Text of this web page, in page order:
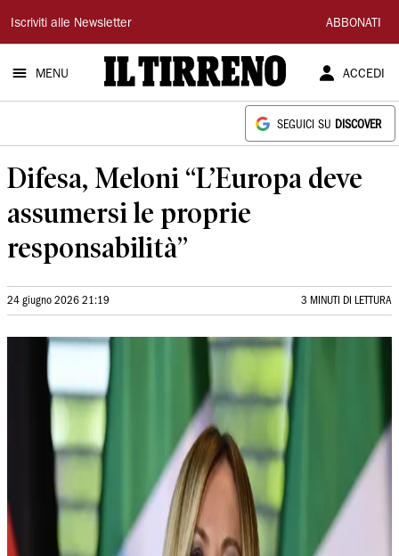
Il
Tirreno
Iscriviti alle Newsletter ABBONATI
MENU ACCEDI
SEGUICI SU DISCOVER
Difesa, Meloni “L’Europa deve
assumersi le proprie
responsabilità”
24 giugno 2026 21:19 3 MINUTI DI LETTURA